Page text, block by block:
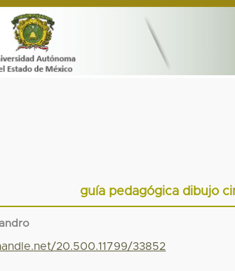
guía pedagógica dibujo
20.500.11799/33852